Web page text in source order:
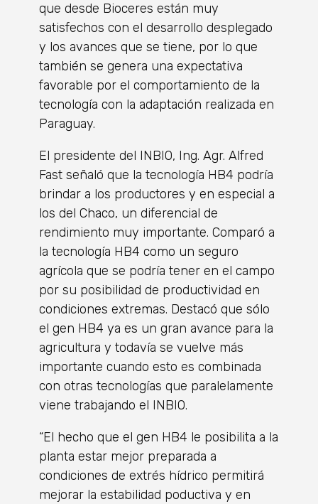
que desde Bioceres están muy
satisfechos con el desarrollo desplegado
y los avances que se tiene, por lo que
también se genera una expectativa
favorable por el comportamiento de la
tecnología con la adaptación realizada en
Paraguay.
El presidente del INBIO, Ing. Agr. Alfred
Fast señaló que la tecnología HB4 podría
brindar a los productores y en especial a
los del Chaco, un diferencial de
rendimiento muy importante. Comparó a
la tecnología HB4 como un seguro
agrícola que se podría tener en el campo
por su posibilidad de productividad en
condiciones extremas. Destacó que sólo
el gen HB4 ya es un gran avance para la
agricultura y todavía se vuelve más
importante cuando esto es combinada
con otras tecnologías que paralelamente
viene trabajando el INBIO.
“El hecho que el gen HB4 le posibilita a la
planta estar mejor preparada a
condiciones de extrés hídrico permitirá
mejorar la estabilidad poductiva y en